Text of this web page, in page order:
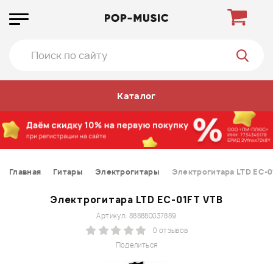
Каталог
Главная Гитары Электрогитары Электрогитара LTD EC-
Электрогитара LTD EC-01FT VTB
Поделиться
Артикул: 888880037889
0 отзывов